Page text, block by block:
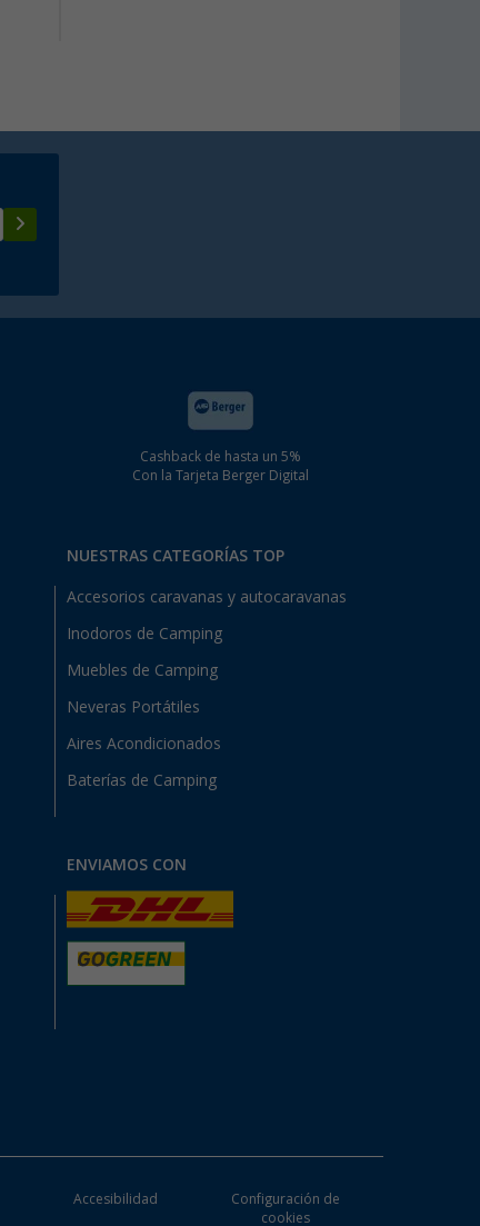
Cashback de hasta un 5%
Con la Tarjeta Berger Digital
NUESTRAS CATEGORÍAS TOP
Accesorios caravanas y autocaravanas
Inodoros de Camping
Muebles de Camping
Neveras Portátiles
Aires Acondicionados
Baterías de Camping
ENVIAMOS CON
Accesibilidad
Configuración de
cookies